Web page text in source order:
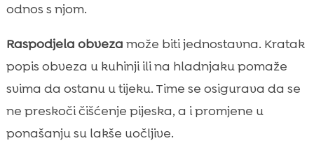
odnos s njom.
Raspodjela obveza može biti jednostavna. Kratak
popis obveza u kuhinji ili na hladnjaku pomaže
svima da ostanu u tijeku. Time se osigurava da se
ne preskoči čišćenje pijeska, a i promjene u
ponašanju su lakše uočljive.